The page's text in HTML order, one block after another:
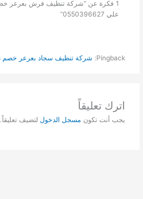
علي 0550396627”
Pingback: شركة تنظيف سجاد بعرعر خصم 38% - الهدف كلين
اترك تعليقاً
يجب أنت تكون مسجل الدخول لتضيف تعليقاً.